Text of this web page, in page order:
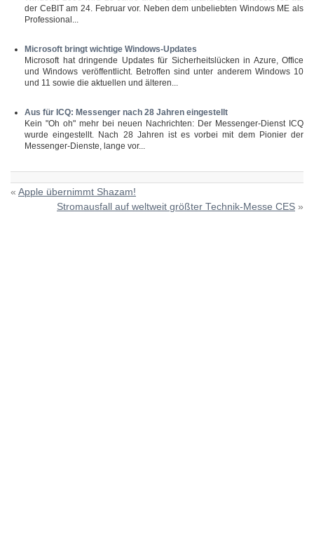
der CeBIT am 24. Februar vor. Neben dem unbeliebten Windows ME als
Professional...
Microsoft bringt wichtige Windows-Updates
Microsoft hat dringende Updates für Sicherheitslücken in Azure, Office
und Windows veröffentlicht. Betroffen sind unter anderem Windows 10
und 11 sowie die aktuellen und älteren...
Aus für ICQ: Messenger nach 28 Jahren eingestellt
Kein "Oh oh" mehr bei neuen Nachrichten: Der Messenger-Dienst ICQ
wurde eingestellt. Nach 28 Jahren ist es vorbei mit dem Pionier der
Messenger-Dienste, lange vor...
« Apple übernimmt Shazam!
Stromausfall auf weltweit größter Technik-Messe CES »